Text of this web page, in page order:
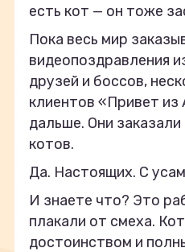
есть кот — он тоже
Пока весь мир
видеопоздравления
друзей и боссов,
клиентов «Привет
дальше. Они
котов.
Да. Настоящих. С
И знаете что? Это
плакали от смеха.
достоинством и